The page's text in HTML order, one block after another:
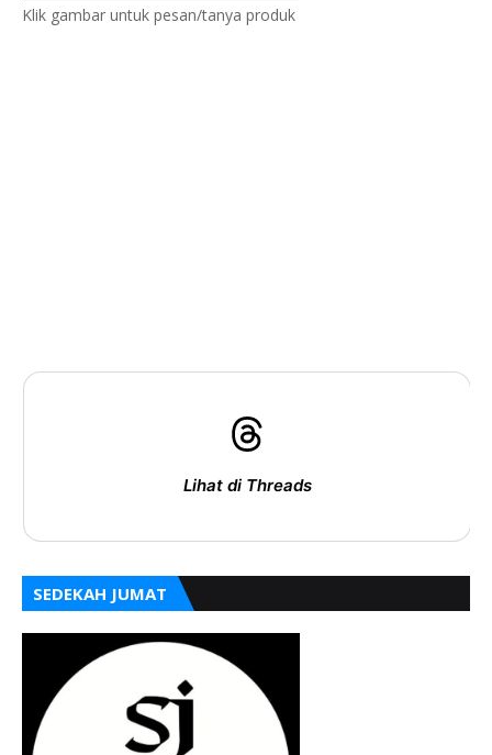
Klik gambar untuk pesan/tanya produk
Lihat di Threads
SEDEKAH JUMAT